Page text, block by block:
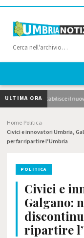
ULTIMA ORAstabilisce il nuovo
Home Politica
Civici e innovatori Umbria,
per far ripartire l’Umbria
POLITICA
Civici e
Galgano:
ripartire